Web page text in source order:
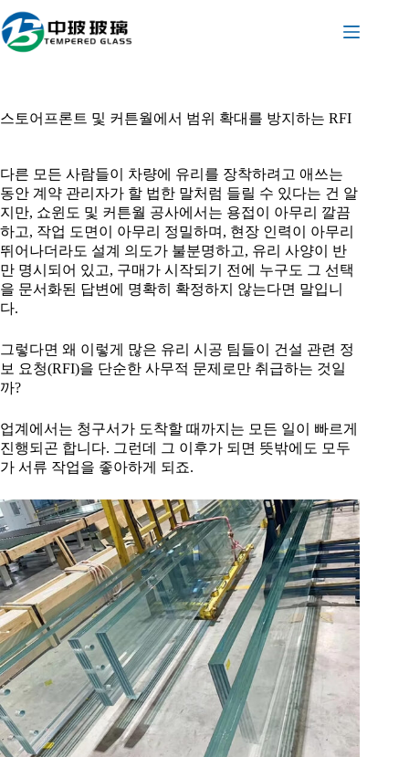
문
으
뛰
스토어프론트 및 커튼월에서 범위 확대를 방지하는 RFI
다른 모든 사람들이 차량에 유리를 장착하려고 애쓰는
동안 계약 관리자가 할 법한 말처럼 들릴 수 있다는 건 알
지만, 쇼윈도 및 커튼월 공사에서는 용접이 아무리 깔끔
하고, 작업 도면이 아무리 정밀하며, 현장 인력이 아무리
뛰어나더라도 설계 의도가 불분명하고, 유리 사양이 반
만 명시되어 있고, 구매가 시작되기 전에 누구도 그 선택
을 문서화된 답변에 명확히 확정하지 않는다면 말입니
다.
그렇다면 왜 이렇게 많은 유리 시공 팀들이 건설 관련 정
보 요청(RFI)을 단순한 사무적 문제로만 취급하는 것일
까?
업계에서는 청구서가 도착할 때까지는 모든 일이 빠르게
진행되곤 합니다. 그런데 그 이후가 되면 뜻밖에도 모두
가 서류 작업을 좋아하게 되죠.